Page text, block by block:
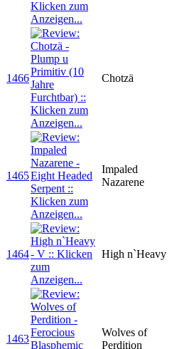
1466 Chotzä
1465
Impaled
Nazarene
1464 High n`Heavy
1463
Wolves of
Perdition